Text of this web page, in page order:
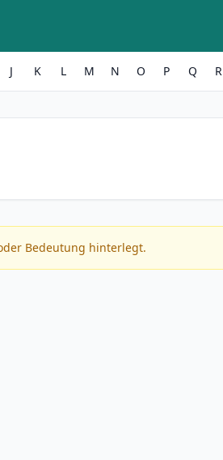
J K L M N O P Q R
Bedeutung hinterlegt.